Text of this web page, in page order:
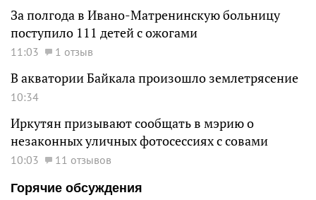
За полгода в Ивано-Матренинскую больницу
поступило 111 детей с ожогами
11:03 1 отзыв
В акватории Байкала произошло землетрясение
10:34
Иркутян призывают сообщать в мэрию о
незаконных уличных фотосессиях с совами
10:03
11 отзывов
Горячие обсуждения